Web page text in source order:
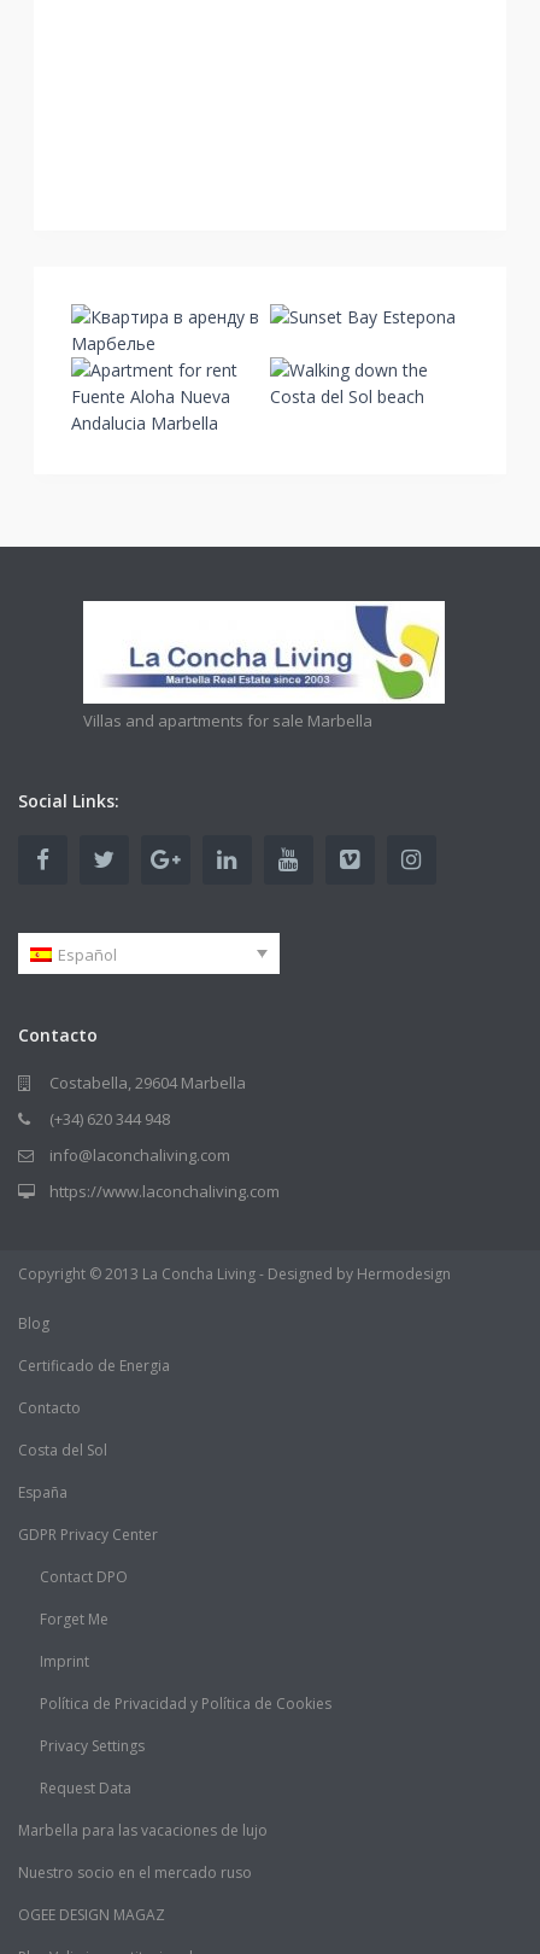
Villas and apartments for sale Marbella
Social Links:
Español
Contacto
Costabella, 29604 Marbella
(+34) 620 344 948
info@laconchaliving.com
https://www.laconchaliving.com
Copyright © 2013 La Concha Living - Designed by Hermodesign
Blog
Certificado de Energia
Contacto
Costa del Sol
España
GDPR Privacy Center
Contact DPO
Forget Me
Imprint
Política de Privacidad y Política de Cookies
Privacy Settings
Request Data
Marbella para las vacaciones de lujo
Nuestro socio en el mercado ruso
OGEE DESIGN MAGAZ